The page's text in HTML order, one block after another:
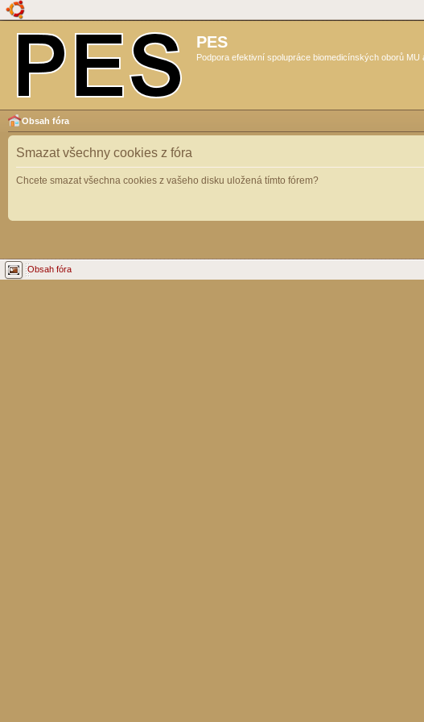
PES
Podpora efektivní spolupráce biomedicínských oborů
Obsah fóra
Smazat všechny cookies z fóra
Chcete smazat všechna cookies z vašeho disku uložená tímto fórem?
Obsah fóra